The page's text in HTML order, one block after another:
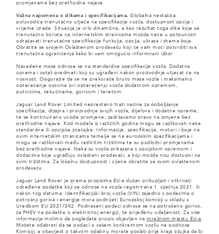
promjenama bez prethodne najave.
Važna napomena o slikama i specifikacijama. Globalna nestašica
poluvodiča trenutačno utječe na specifikacije vozila, dostupnost opcija i
vrijeme izrade. Situacija je vrlo dinamična, a kao rezultat toga slike koje se
trenutačno koriste na internetskim stranicama možda neće u potpunosti
odražavati trenutačne specifikacije funkcija, opcija, ukrasa i shema boja.
Obratite se svojem Ovlaštenom prodavaču koji će vam moći potvrditi sva
trenutačna ograničenja kako bi vam omogućio informirani izbor
Navedene mase odnose se na standardne specifikacije vozila. Dodatna
oprema i ostali predmeti koji su ugrađeni nakon proizvodnje utjecat će na
nosivost. Osigurajte da se ne prekorače bruto masa vozila i maksimalno
opterećenje osovine pri opterećenju vozila dodatnom opremom,
putnicima, tekućinama, gorivom i teretom.
Jaguar Land Rover Limited neprestano traži načine za poboljšanje
specifikacija, dizajna i proizvodnje svojih vozila, dijelova i dodatne opreme,
te se kontinuirano uvode promjene; zadržavamo pravo na izmjene bez
prethodne najave. Kod modela iz različitih godina mogu se razlikovati neke
standardne ili opcijske značajke. Informacije, specifikacije, motori i boje na
ovim internetskim stranicama temelje se na europskim specifikacijama i
mogu se razlikovati među različitim tržištima te su podložni promjenama
bez prethodne najave. Neka su vozila prikazana s opcijskom opremom i
dodacima koje ugrađuju ovlašteni prodavači, a koji možda nisu dostupni na
svim tržištima. Za lokalnu dostupnost i cijene obratite se svom ovlaštenom
prodavaču.
Jaguar Land Rover je prema propisima EU-a dužan prikupljati i otkrivati
određene podatke koji se odnose na vozila registrirana 1. siječnja 2021. ili
nakon tog datuma. Identifikacijski broj vozila (VIN) zajedno s podacima o
potrošnji goriva i energije mora podnijeti Europskoj komisiji u skladu s
Uredbom EU 2021/392. Podneseni podaci odnose se na potrošeno gorivo,
za PHEV na podatke o električnoj energiji, te prijeđenu udaljenost. Za više
informacija molimo da pogledate propis objavljen na mrežnom mjestu EU-a .
Možete odabrati da se podaci o vašem konkretnom vozilu ne podnose
Komisiji, a obavijest o takvom odabiru morate poslati prije kraja ožujka da bi